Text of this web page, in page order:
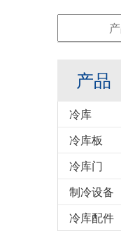
产品
冷库
冷库板
冷库门
制冷设备
冷库配件